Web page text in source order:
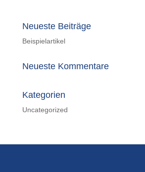
Neueste Beiträge
Beispielartikel
Neueste Kommentare
Kategorien
Uncategorized